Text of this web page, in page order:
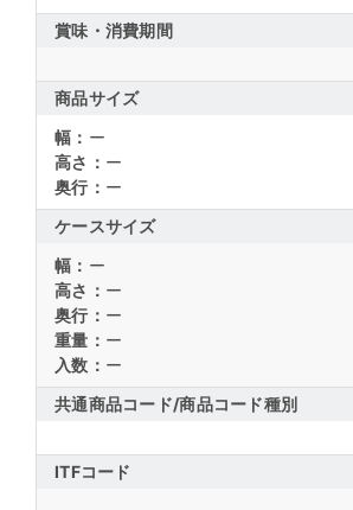
賞味・消費期間
商品サイズ
幅： ー
高さ： ー
奥行： ー
ケースサイズ
幅： ー
高さ： ー
奥行： ー
重量： ー
入数： ー
共通商品コード/商品コード種別
ITFコード